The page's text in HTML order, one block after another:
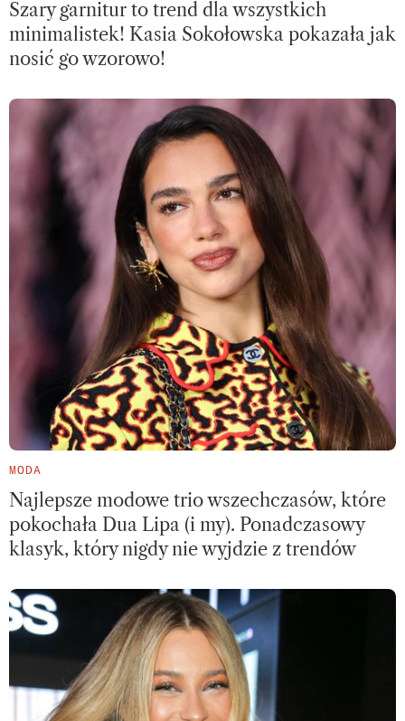
Szary garnitur to trend dla wszystkich
minimalistek! Kasia Sokołowska pokazała jak
nosić go wzorowo!
MODA
Najlepsze modowe trio wszechczasów, które
pokochała Dua Lipa (i my). Ponadczasowy
klasyk, który nigdy nie wyjdzie z trendów